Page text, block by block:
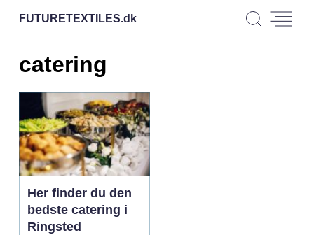
FUTURETEXTILES.dk
catering
Her finder du den
bedste catering i
Ringsted